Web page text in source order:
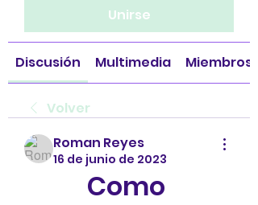
Unirse
Discusión Multimedia Miembros
Volver
Roman Reyes
16 de junio de 2023
Como